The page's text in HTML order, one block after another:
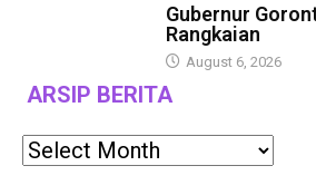
Gubernur
Rangkaian
August 6, 2026
ARSIP BERITA